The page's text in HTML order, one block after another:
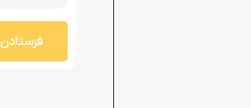
فرستادن